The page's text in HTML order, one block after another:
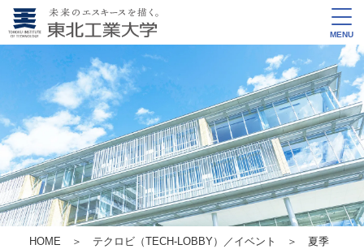
MENU
HOME ＞ テクロビ（TECH-LOBBY）／イベント
＞ 夏季